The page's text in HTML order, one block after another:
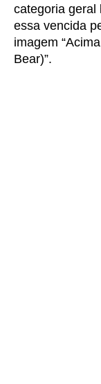
categoria geral
essa vencida
imagem
Bear)”.